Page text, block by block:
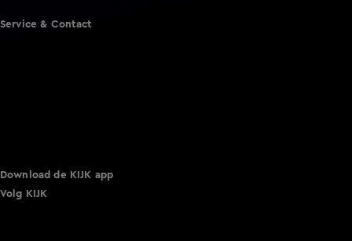
Service & Contact
Download de KIJK app
Volg KIJK